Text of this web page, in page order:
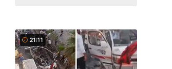
21:11